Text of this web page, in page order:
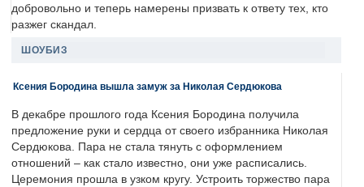
добровольно и теперь намерены призвать к ответу тех, кто
разжег скандал.
ШОУБИЗ
Ксения Бородина вышла замуж за Николая Сердюкова
В декабре прошлого года Ксения Бородина получила
предложение руки и сердца от своего избранника Николая
Сердюкова. Пара не стала тянуть с оформлением
отношений – как стало известно, они уже расписались.
Церемония прошла в узком кругу. Устроить торжество пара